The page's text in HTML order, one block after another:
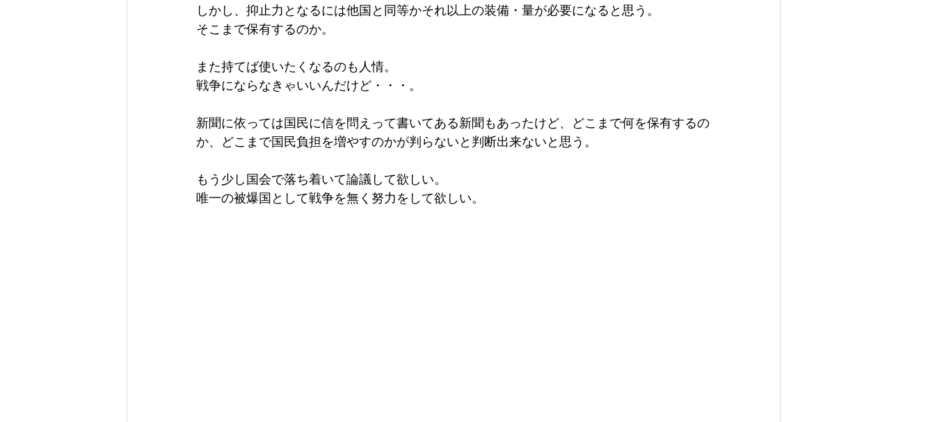
しかし、抑止力となるには他国と同等かそれ以上の装備・量が必要になると思う。
そこまで保有するのか。
また持てば使いたくなるのも人情。
戦争にならなきゃいいんだけど・・・。
新聞に依っては国民に信を問えって書いてある新聞もあったけど、どこまで何を保有するの
か、どこまで国民負担を増やすのかが判らないと判断出来ないと思う。
もう少し国会で落ち着いて論議して欲しい。
唯一の被爆国として戦争を無く努力をして欲しい。